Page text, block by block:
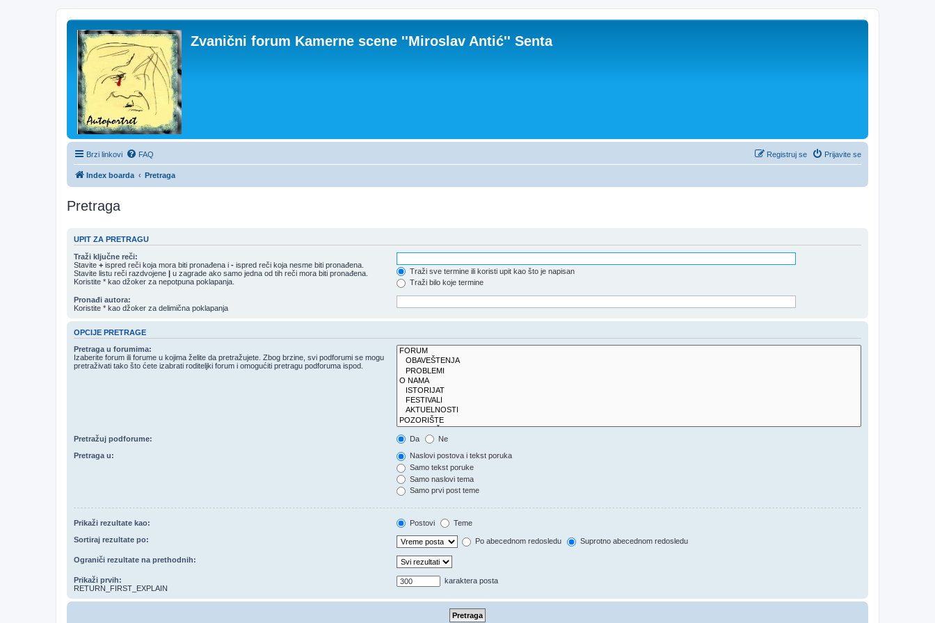
Zvanični forum Kamerne scene ''Miroslav Antić'' Senta
Brzi linkovi FAQ Prijavite se
Registruj se
Index boarda Pretraga
Pretraga
UPIT ZA PRETRAGU
Traži ključne reči:
Stavite + ispred reči koja mora biti pronađena i - ispred reči koja nesme biti pronađena.
Stavite listu reči razdvojene | u zagrade ako samo jedna od tih reči mora biti pronađena.
Koristite * kao džoker za nepotpuna poklapanja.
Traži sve termine ili koristi upit kao što je napisan
Traži bilo koje termine
Pronađi autora:
Koristite * kao džoker za delimična poklapanja
OPCIJE PRETRAGE
Pretraga u forumima:
Izaberite forum ili forume u kojima želite da pretražujete. Zbog brzine, svi podforumi se mogu
pretraživati tako što ćete izabrati roditeljki forum i omogućiti pretragu podforuma ispod.
Pretražuj podforume: Da Ne
Pretraga u:
Naslovi postova i tekst poruka
Samo tekst poruke
Samo naslovi tema
Samo prvi post teme
Prikaži rezultate kao: Postovi Teme
Sortiraj rezultate po: Po abecednom redosledu Suprotno abecednom redosledu
Ograniči rezultate na prethodnih:
Prikaži prvih:
RETURN_FIRST_EXPLAIN
karaktera posta